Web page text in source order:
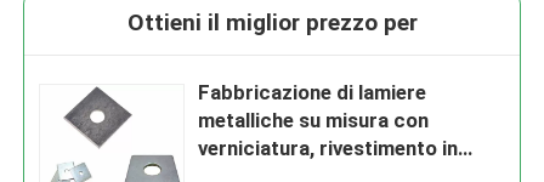
Ottieni il miglior prezzo per
Fabbricazione di lamiere
metalliche su misura con
verniciatura, rivestimento in